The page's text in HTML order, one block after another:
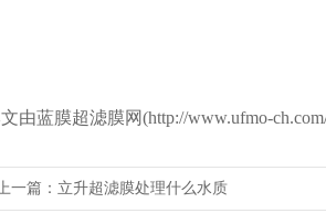
由蓝膜超滤膜网(http://www.ufmo-
一篇： 立升超滤膜处理什么水质